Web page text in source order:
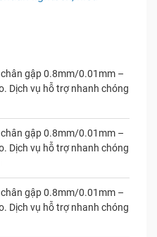
gập 0.8mm/0.01mm –
Dịch vụ hỗ trợ nhanh chóng
gập 0.8mm/0.01mm –
Dịch vụ hỗ trợ nhanh chóng
gập 0.8mm/0.01mm –
Dịch vụ hỗ trợ nhanh chóng